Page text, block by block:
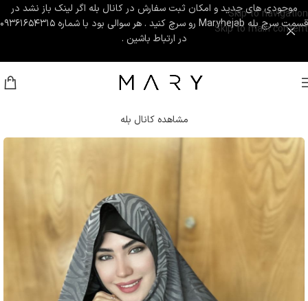
Skip to navigation
Skip to main content
موجودی های جدید و امکان ثبت سفارش در کانال بله اگر لینک باز نشد در
قسمت سرچ بله Maryhejab رو سرچ کنید . هر سوالی بود با شماره ۰۹۳۶۱۶۵۴۳۱۵
در ارتباط باشین .
مشاهده کانال بله